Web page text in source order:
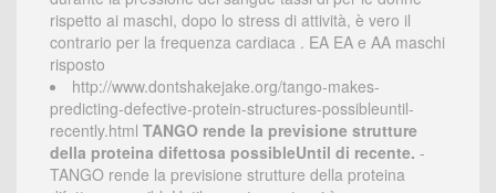
rispetto ai maschi, dopo lo stress di attività, è vero il
contrario per la frequenza cardiaca . EA EA e AA maschi
risposto
http://www.dontshakejake.org/tango-makes-
predicting-defective-protein-structures-possibleuntil-
recently.html TANGO rende la previsione strutture
della proteina difettosa possibleUntil di recente. -
TANGO rende la previsione strutture della proteina